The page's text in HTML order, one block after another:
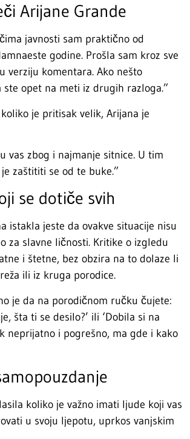
Arijane Grande
javnosti sam praktično od
godine. Prošla sam kroz sve
verziju komentara. Ako nešto
ste opet na meti iz drugih razloga.”
je pritisak velik, Arijana je
vas zbog i najmanje sitnice. U tim
zaštititi se od te buke.”
se dotiče svih
istakla jeste da ovakve situacije nisu
za slavne ličnosti. Kritike o izgledu
i štetne, bez obzira na to dolaze li
ili iz kruga porodice.
je da na porodičnom ručku čujete:
šta ti se desilo?’ ili ‘Dobila si na
neprijatno i pogrešno, ma gde i kako
koliko je važno imati ljude koji vas
u svoju ljepotu, uprkos vanjskim